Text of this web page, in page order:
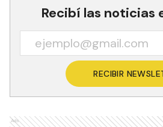
Recibí las noticias
RECIBIR
Ads